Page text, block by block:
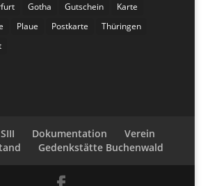
Gotha Gutschein
Karte
Plaue Postkarte
Thüringen
Dokumentation
Verein
Gedenkstätte Buchenwald